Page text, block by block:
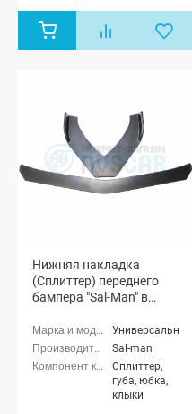
Нижняя накладка
(Сплиттер) переднего
бампера "Sal-Man" в
3D карбон)
Универсальные
Sal-man
Сплиттер,
губа, юбка,
клыки